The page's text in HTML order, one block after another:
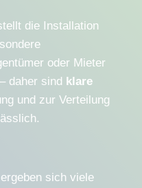
die Installation
oder Mieter
daher sind klare
und zur Verteilung
sich viele